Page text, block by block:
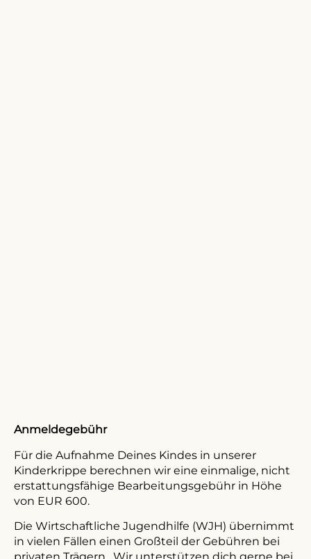
Anmeldegebühr
Für die Aufnahme Deines Kindes in unserer
Kinderkrippe berechnen wir eine einmalige, nicht
erstattungsfähige Bearbeitungsgebühr in Höhe
von EUR 600.
Die Wirtschaftliche Jugendhilfe (WJH) übernimmt
in vielen Fällen einen Großteil der Gebühren bei